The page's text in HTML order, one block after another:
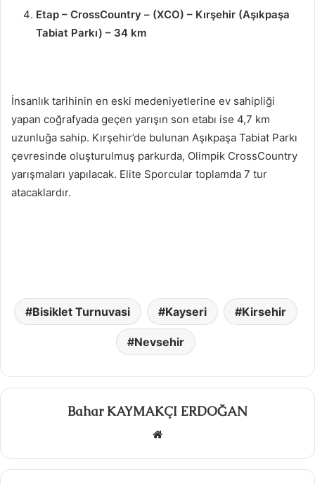
Etap – CrossCountry – (XCO) – Kırşehir (Aşıkpaşa
Tabiat Parkı) – 34 km
İnsanlık tarihinin en eski medeniyetlerine ev sahipliği
yapan coğrafyada geçen yarışın son etabı ise 4,7 km
uzunluğa sahip. Kırşehir’de bulunan Aşıkpaşa Tabiat Parkı
çevresinde oluşturulmuş parkurda, Olimpik CrossCountry
yarışmaları yapılacak. Elite Sporcular toplamda 7 tur
atacaklardır.
Bisiklet Turnuvasi Kayseri Kirsehir
Nevsehir
Bahar KAYMAKÇI ERDOĞAN
b